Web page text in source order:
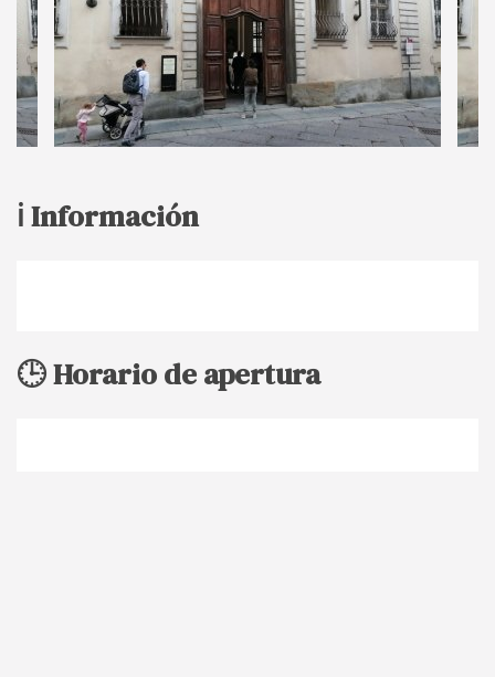
ℹ️ Información
🕒 Horario de apertura